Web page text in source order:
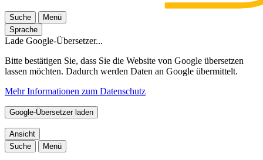
Suche
Menü
Sprache
Lade Google-Übersetzer...
Bitte bestätigen Sie, dass Sie die Website von Google übersetzen
lassen möchten. Dadurch werden Daten an Google übermittelt.
Mehr Informationen zum Datenschutz
Google-Übersetzer laden
Ansicht
Suche
Menü